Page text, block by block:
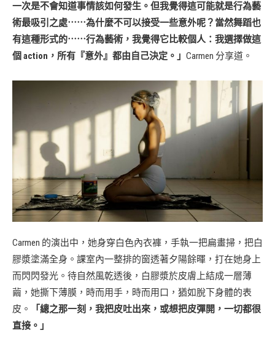
一次是不會知道事情該如何發生。但我覺得這可能就是行為藝
術最吸引之處⋯⋯為什麼不可以接受一些意外呢？當然舞蹈也
有這種形式的⋯⋯行為藝術，我覺得它比較個人：我選擇做這
個 action，所有『意外』都由自己決定。」 Carmen 分享道。
Carmen 的演出中，她身穿白色內衣褲，手執一把扁畫掃，把白
膠漿塗滿全身。課室內一整排的窗透著夕陽餘暉，打在她身上
而閃閃發光。待自然風乾透後，白膠漿於皮膚上結成一層薄
繭，她撕下薄膜，時而用手，時而用口，猶如脫下身體的表
皮。
「總之那一刻，我把皮吐出來，或想把皮彈開，一切都很
直接。」